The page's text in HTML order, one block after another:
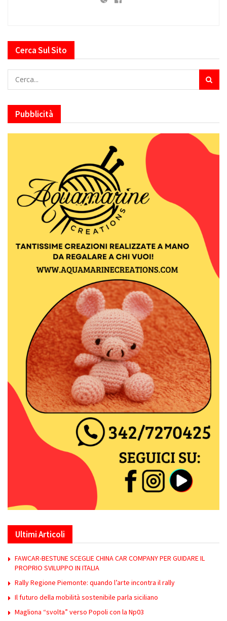
Cerca Sul Sito
Pubblicità
Ultimi Articoli
FAWCAR-BESTUNE SCEGLIE CHINA CAR COMPANY PER GUIDARE IL
PROPRIO SVILUPPO IN ITALIA
Rally Regione Piemonte: quando l’arte incontra il rally
Il futuro della mobilità sostenibile parla siciliano
Magliona “svolta” verso Popoli con la Np03